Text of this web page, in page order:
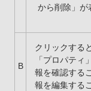
から削除」が
B
クリックする
「プロパテ
報を確認する
報を編集する